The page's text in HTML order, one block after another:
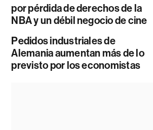
por pérdida de derechos de la
NBA y un débil negocio de cine
Pedidos industriales de
Alemania aumentan más de lo
previsto por los economistas